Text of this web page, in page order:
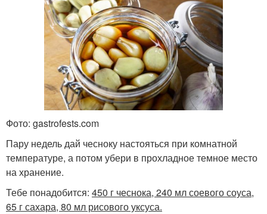
Фото: gastrofests.com
Пару недель дай чесноку настояться при комнатной
температуре, а потом убери в прохладное темное место
на хранение.
Тебе понадобится: 450 г чеснока, 240 мл соевого соуса,
65 г сахара, 80 мл рисового уксуса.